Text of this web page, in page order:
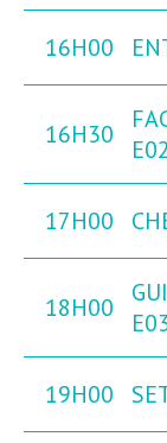
16H00
16H30
E02
17H00
18H00
19H00